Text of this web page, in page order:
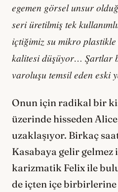
egemen görsel unsur
seri üretilmiş tek
içtiğimiz su mikro
kalitesi düşüyor… Şartlar
varoluşu temsil eden eski
Onun için radikal bir
üzerinde hisseden
uzaklaşıyor. Birkaç
Kasabaya gelir gelmez
karizmatik Felix ile
de içten içe